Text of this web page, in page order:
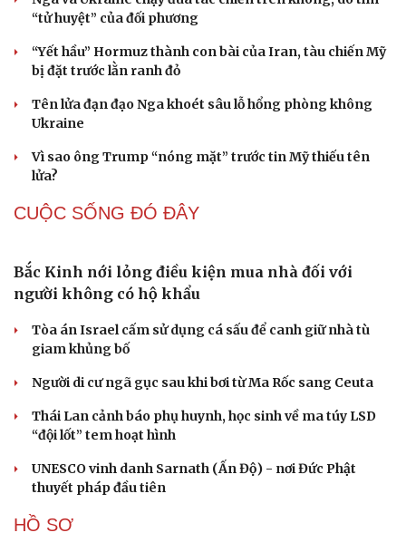
Cải chính
"Quyền hạn giao đến đâu, trách nhiệm giải trình và cơ
chế kiểm soát tới đó"
QUAN SÁT
Mỹ gấp rút tăng sản xuất vũ khí vì chiến sự Iran
Nga và Ukraine chạy đua tác chiến trên không, dò tìm
“tử huyệt” của đối phương
“Yết hầu” Hormuz thành con bài của Iran, tàu chiến Mỹ
bị đặt trước lằn ranh đỏ
Tên lửa đạn đạo Nga khoét sâu lỗ hổng phòng không
Ukraine